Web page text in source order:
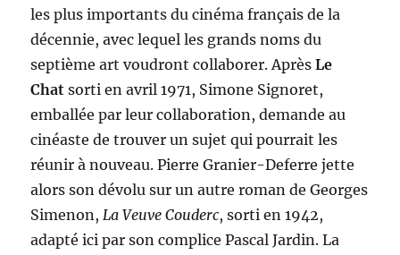
les plus importants du cinéma français de la
décennie, avec lequel les grands noms du
septième art voudront collaborer. AprèsLe
Chatsorti en avril 1971, Simone Signoret,
emballée par leur collaboration, demande au
cinéaste de trouver un sujet qui pourrait les
réunir à nouveau. Pierre Granier-Deferre jette
alors son dévolu sur un autre roman de Georges
Simenon,La Veuve Couderc, sorti en 1942,
adapté ici par son complice Pascal Jardin. La